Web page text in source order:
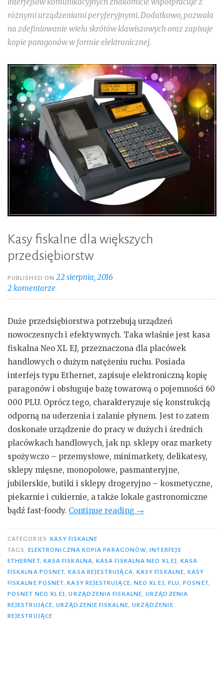
różnymi urządzeniami peryferyjnymi. Dodatkowo, pozwala
na zdefiniowanie wielu skrótów klawiszowych oraz zapisuje
kopie paragonów w formie elektronicznej.
Kasy fiskalne dla większych
przedsiębiorstw
PUBLISHED ON22 sierpnia, 2016
2 komentarze
Duże przedsiębiorstwa potrzebują urządzeń
nowoczesnych i efektywnych. Taka właśnie jest kasa
fiskalna Neo XL EJ, przeznaczona dla placówek
handlowych o dużym natężeniu ruchu. Posiada
interfejs typu Ethernet, zapisuje elektroniczną kopię
paragonów i obsługuje bazę towarową o pojemności 60
000 PLU. Oprócz tego, charakteryzuje się konstrukcją
odporną na uderzenia i zalanie płynem. Jest to zatem
doskonałe urządzenie do pracy w dużych i średnich
placówkach handlowych, jak np. sklepy oraz markety
spożywczo – przemysłowe, minimarkety, delikatesy,
sklepy mięsne, monopolowe, pasmanteryjne,
jubilerskie, butiki i sklepy drogeryjno – kosmetyczne,
piekarnie i cukiernie, a także lokale gastronomiczne
bądź fast-foody. Continue reading „Kasy
większych
przedsiębiorstw”
→
CATEGORIES KASY FISKALNE
TAGS
ELEKTRONICZNA KOPIA PARAGONÓW,INTERFEJS
ETHERNET, KASA FISKALNA,KASA FISKALNA NEO XL EJ,KASA
FISKALNA POSNET,KASA REJESTRUJĄCA, KASY FISKALNE,KASY
FISKALNE POSNET,KASY REJESTRUJĄCE, NEO XL EJ, PLU,POSNET,
POSNET NEO XL EJ,URZĄDZENIA FISKALNE,URZĄDZENIA
REJESTRUJĄCE,URZĄDZENIE FISKALNE, URZĄDZENIE
REJESTRUJĄCE